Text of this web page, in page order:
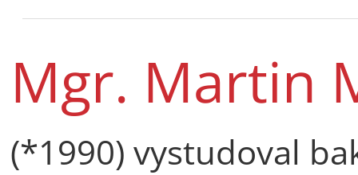
Mgr. Martin
(*1990) vystudoval